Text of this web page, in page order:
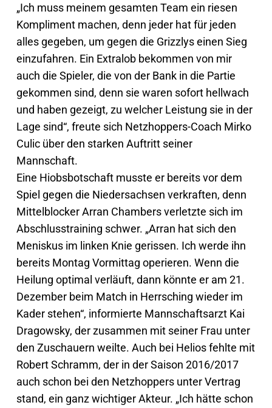
„Ich muss meinem gesamten Team ein riesen
Kompliment machen, denn jeder hat für jeden
alles gegeben, um gegen die Grizzlys einen Sieg
einzufahren. Ein Extralob bekommen von mir
auch die Spieler, die von der Bank in die Partie
gekommen sind, denn sie waren sofort hellwach
und haben gezeigt, zu welcher Leistung sie in der
Lage sind“, freute sich Netzhoppers-Coach Mirko
Culic über den starken Auftritt seiner
Mannschaft.
Eine Hiobsbotschaft musste er bereits vor dem
Spiel gegen die Niedersachsen verkraften, denn
Mittelblocker Arran Chambers verletzte sich im
Abschlusstraining schwer. „Arran hat sich den
Meniskus im linken Knie gerissen. Ich werde ihn
bereits Montag Vormittag operieren. Wenn die
Heilung optimal verläuft, dann könnte er am 21.
Dezember beim Match in Herrsching wieder im
Kader stehen“, informierte Mannschaftsarzt Kai
Dragowsky, der zusammen mit seiner Frau unter
den Zuschauern weilte. Auch bei Helios fehlte mit
Robert Schramm, der in der Saison 2016/2017
auch schon bei den Netzhoppers unter Vertrag
stand, ein ganz wichtiger Akteur. „Ich hätte schon